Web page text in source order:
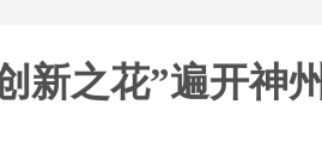
新之花”遍开神